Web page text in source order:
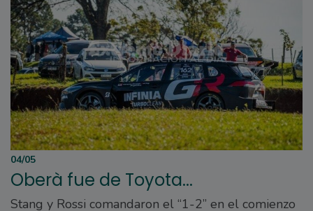
04/05
Oberà fue de Toyota...
Stang y Rossi comandaron el “1-2” en el comienzo